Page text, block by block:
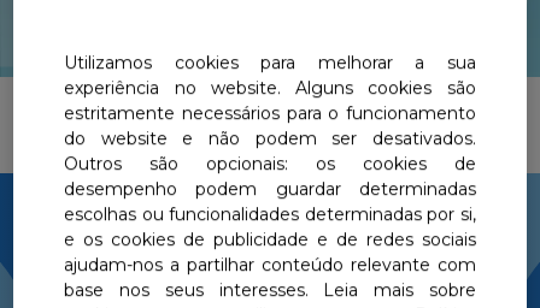
Portugal
Select Country
Centrum Junior Gummies
Centrum Adulto
Centrum Homem
Centrum Junior
Centrum Mulher
Multivitamínicos
Centrum Junior Gummies
Centrum Adulto
Centrum Homem
Centrum Mulher
Benefícios Específicos
Centrum Movimento & Força
Beleza & Colagénio
Compare os Produtos
A ciência por trás de Centrum
Escolha o Seu Centrum
Faça este pequeno
Utilizamos cookies para melhorar a sua
experiência no website. Alguns cookies são
estritamente necessários para o funcionamento
do website e não podem ser desativados.
Outros são opcionais: os cookies de
desempenho podem guardar determinadas
escolhas ou funcionalidades determinadas por si,
e os cookies de publicidade e de redes sociais
ajudam-nos a partilhar conteúdo relevante com
base nos seus interesses. Leia mais sobre